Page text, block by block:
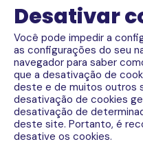
Desativar
Você pode impedir a
as configurações do seu
navegador para saber
que a desativação de
deste e de muitos outros
desativação de cookies
desativação de
deste site. Portanto, é
desative os cookies.